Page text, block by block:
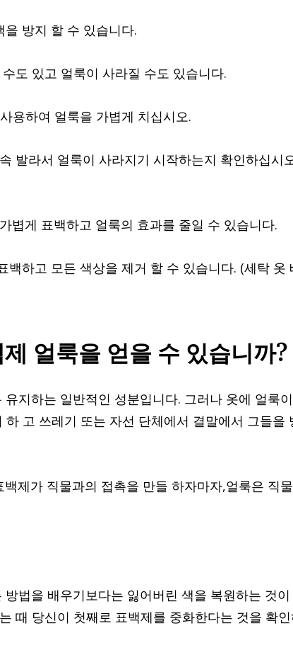
방지 할 수 있습니다.
도 있고 얼룩이 사라질 수도 있습니다.
용하여 얼룩을 가볍게 치십시오.
발라서 얼룩이 사라지기 시작하는지 확인하십시
볍게 표백하고 얼룩의 효과를 줄일 수 있습니다.
하고 모든 색상을 제거 할 수 있습니다. (세탁 옷
얼룩을 얻을 수 있습니까?
지하는 일반적인 성분입니다. 그러나 옷에 얼룩이
고 쓰레기 또는 자선 단체에서 결말에서 그들을
제가 직물과의 접촉을 만들 하자마자,얼룩은 직
법을 배우기보다는 잃어버린 색을 복원하는 것
때 당신이 첫째로 표백제를 중화한다는 것을 확